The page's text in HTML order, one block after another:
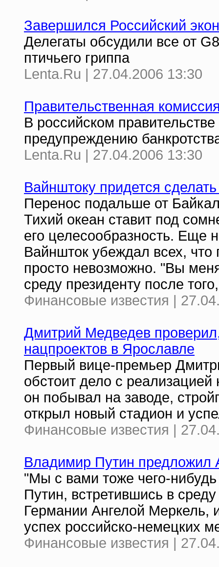
Завершился Российский
Делегаты обсудили все от
птичьего гриппа
Lenta.Ru | 27.04.2006 13:30
Правительственная
В российском
предупреждению
Lenta.Ru | 27.04.2006 13:30
Вайнштоку придется
Перенос подальше от
Тихий океан ставит под
его целесообразность. Еще
Вайншток убеждал всех,
просто невозможно. "Вы
среду президенту после
Финансовые известия |
Дмитрий Медведев
нацпроектов в Ярославле
Первый вице-премьер
обстоит дело с
он побывал на заводе,
открыл новый стадион и
Финансовые известия |
Владимир Путин предложил
"Мы с вами тоже чего-
Путин, встретившись в
Германии Ангелой Меркель,
успех российско-немецких
Финансовые известия |